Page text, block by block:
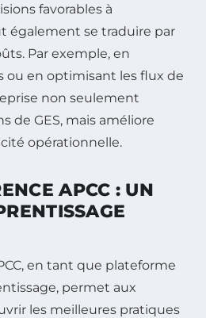
favorables à
également se traduire par
Par exemple, en
ou en optimisant les flux de
non seulement
de GES, mais améliore
opérationnelle.
APCC : UN
en tant que plateforme
permet aux
les meilleures pratiques